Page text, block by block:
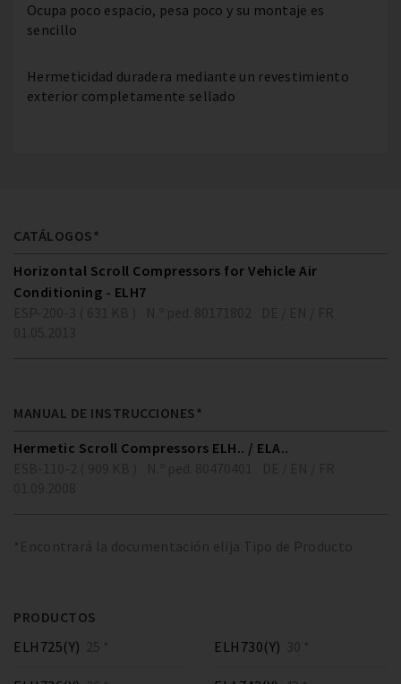
Ocupa poco espacio, pesa poco y su montaje es
sencillo
Hermeticidad duradera mediante un revestimiento
exterior completamente sellado
CATÁLOGOS*
Horizontal Scroll Compressors for Vehicle Air
Conditioning - ELH7
MANUAL DE INSTRUCCIONES*
Hermetic Scroll Compressors ELH.. / ELA..
*Encontrará la documentación elija Tipo de Producto
PRODUCTOS
ELH725(Y) 25 * ELH730(Y) 30 *